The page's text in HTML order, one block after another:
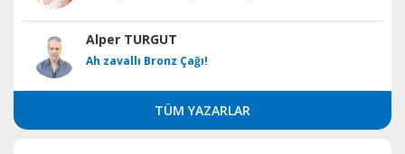
Alper TURGUT
Ah zavallı Bronz Çağı!
TÜM YAZARLAR